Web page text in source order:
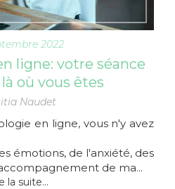
2022
ligne: votre séance
où vous êtes
Naudet
en ligne, vous n'y avez
émotions, de l'anxiété, des
de ma...
la suite...